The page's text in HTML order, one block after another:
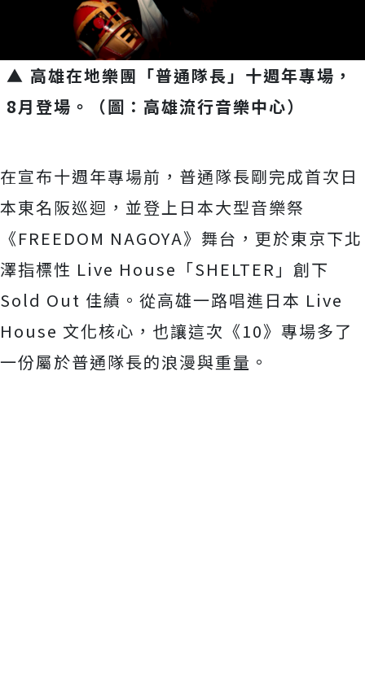
▲ 高雄在地樂團「普通隊長」十週年專場，
8月登場。（圖：高雄流行音樂中心）
在宣布十週年專場前，普通隊長剛完成首次日
本東名阪巡迴， 並登上日本大型音樂祭
《FREEDOM NAGOYA》舞台，更於東京下北
澤指標性 Live House「SHELTER」創下
Sold Out 佳績。從高雄一路唱進日本 Live
House 文化核心，也讓這次《10》 專場多了
一份屬於普通隊長的浪漫與重量。